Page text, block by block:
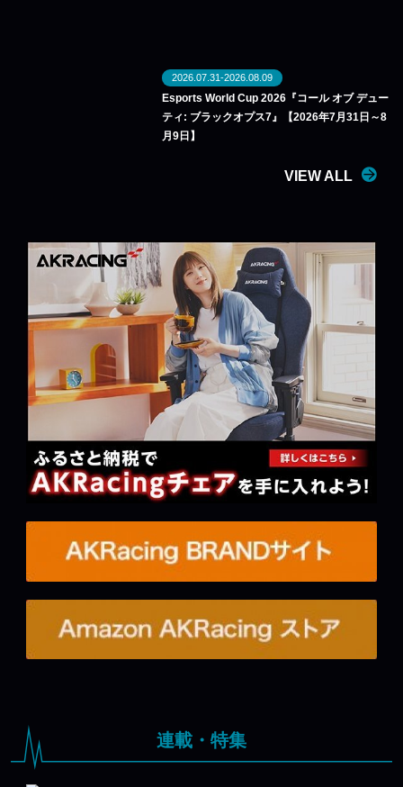
2026.07.31-2026.08.09
Esports World Cup 2026『コール オブ デュー
ティ: ブラックオプス7』【2026年7月31日～8
月9日】
VIEW ALL
連載・特集